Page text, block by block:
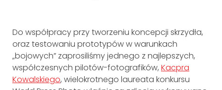
Do współpracy przy tworzeniu koncepcji skrzydła,
oraz testowaniu prototypów w warunkach
„bojowych” zaprosiliśmy jednego z najlepszych,
współczesnych pilotów-fotografików, Kacpra
Kowalskiego, wielokrotnego laureata konkursu